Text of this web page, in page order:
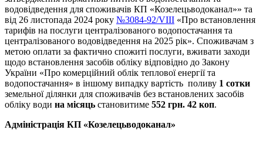
водовідведення для споживачів КП «Козелецьводоканал»» та
від 26 листопада 2024 року №3084-92/VIII «Про встановлення
тарифів на послуги централізованого водопостачання та
централізованого водовідведення на 2025 рік». Споживачам з
метою оплати за фактично спожиті послуги, вживати заходи
щодо встановлення засобів обліку відповідно до Закону
України «Про комерційний облік теплової енергії та
водопостачання» в іншому випадку вартість поливу 1 сотки
земельної ділянки для споживачів без встановлених засобів
обліку води на місяць становитиме 552 грн. 42 коп.
Адміністрація КП «Козелецьводоканал»